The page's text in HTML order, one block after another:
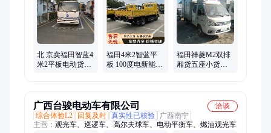
m2翼展厢货、s1原厂厢货、档高低速高栏、高栏车、重汽豪沃新
统帅4.2、豪沃4米2新能源、陕汽德龙K5000、2米45豪沃统帅、
福田欧马可、重汽豪沃冷藏车、冷藏4米2箱货、福田奥铃速运
北 京卖福田智蓝4
米2平板电动货车
福田4米2智蓝平
板 100度电新能源
福田祥菱M2双排
厢货五座小货车3
广西台骏电动车有限公司
洽谈
综合体验L2
回复及时 真实性已核验
广西南宁
主营： 观光车、巡逻车、高尔夫球车、电动平衡车、燃油观光车